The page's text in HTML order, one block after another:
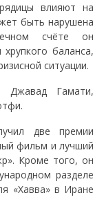
влияют на
быть нарушена
счёте он
баланса,
ситуации.
Гамати,
две премии
фильм и лучший
Кроме того, он
разделе
«Хавва» в Иране